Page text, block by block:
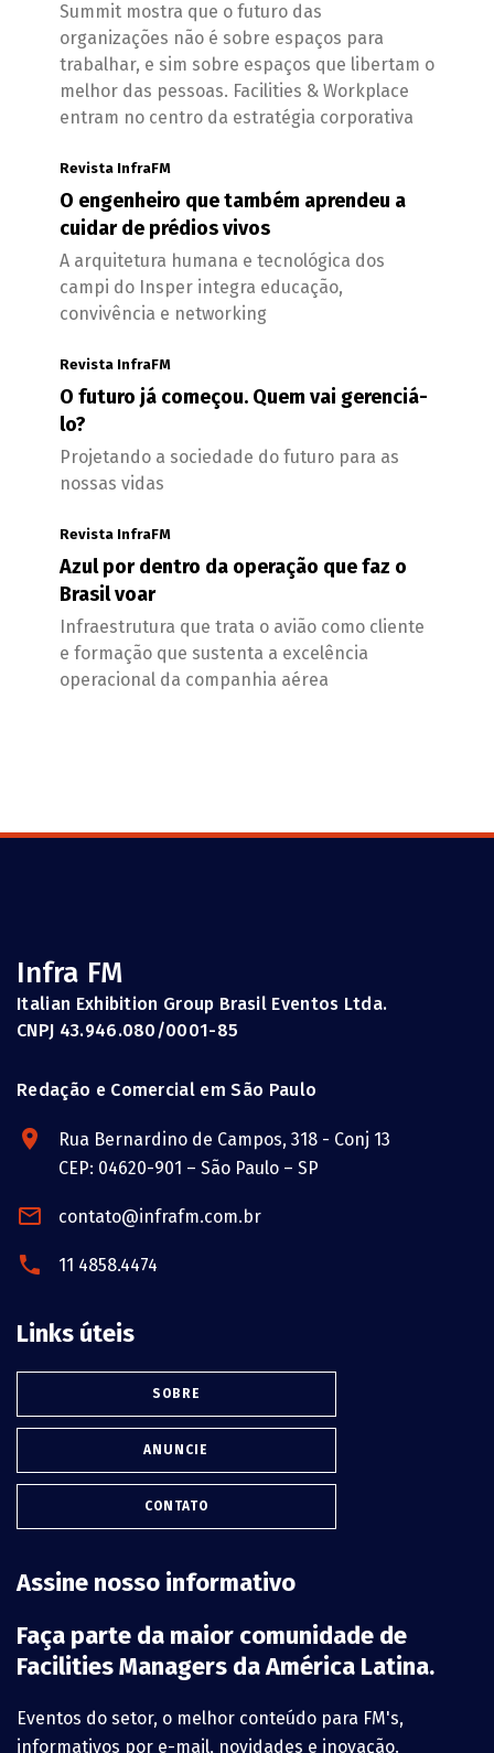
Summit mostra que o futuro das
organizações não é sobre espaços para
trabalhar, e sim sobre espaços que libertam o
melhor das pessoas. Facilities & Workplace
entram no centro da estratégia corporativa
Revista InfraFM
O engenheiro que também aprendeu a
cuidar de prédios vivos
A arquitetura humana e tecnológica dos
campi do Insper integra educação,
convivência e networking
Revista InfraFM
O futuro já começou. Quem vai gerenciá-
lo?
Projetando a sociedade do futuro para as
nossas vidas
Revista InfraFM
Azul por dentro da operação que faz o
Brasil voar
Infraestrutura que trata o avião como cliente
e formação que sustenta a excelência
operacional da companhia aérea
Infra FM
Italian Exhibition Group Brasil Eventos Ltda.
CNPJ 43.946.080/0001-85
Redação e Comercial em São Paulo
Rua Bernardino de Campos, 318 - Conj 13
CEP: 04620-901 – São Paulo – SP
contato@infrafm.com.br
11 4858.4474
Links úteis
SOBRE
ANUNCIE
CONTATO
Assine nosso informativo
Faça parte da maior comunidade de
Facilities Managers da América Latina.
Eventos do setor, o melhor conteúdo para FM's,
informativos por e-mail, novidades e inovação.